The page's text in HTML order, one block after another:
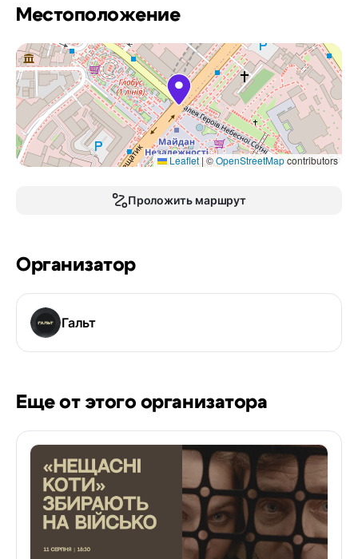
Местоположение
Leaflet|©OpenStreetMapcontributors
Проложить маршрут
Организатор
Гальт
Еще от этого организатора